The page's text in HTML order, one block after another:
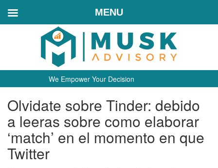
We Empower Your Decision
Olvidate sobre Tinder: debido
a leeras sobre como elaborar
‘match’ en el momento en que
Twitter
MENU